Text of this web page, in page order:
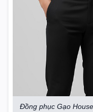
Đồng phục Gạo